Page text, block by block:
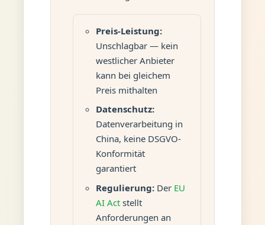
Preis-Leistung:
Unschlagbar — kein
westlicher Anbieter
kann bei gleichem
Preis mithalten
Datenschutz:
Datenverarbeitung in
China, keine DSGVO-
Konformität
garantiert
Regulierung:Der EU
AI Actstellt
Anforderungen an